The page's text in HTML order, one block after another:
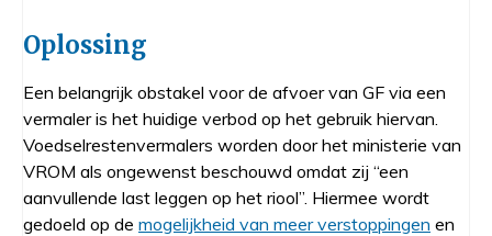
Oplossing
Een belangrijk obstakel voor de afvoer van GF via een
vermaler is het huidige verbod op het gebruik hiervan.
Voedselrestenvermalers worden door het ministerie van
VROM als ongewenst beschouwd omdat zij “een
aanvullende last leggen op het riool”. Hiermee wordt
gedoeld op de mogelijkheid van meer verstoppingen en